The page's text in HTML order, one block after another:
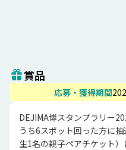
賞品
応募・獲得期間
DEJIMA博スタンプラリー
うち6スポット回った方に
生1名の親子ペアチケット）